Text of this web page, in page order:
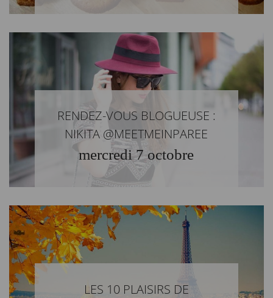
RENDEZ-VOUS BLOGUEUSE :
NIKITA @MEETMEINPAREE
mercredi 7 octobre
LES 10 PLAISIRS DE